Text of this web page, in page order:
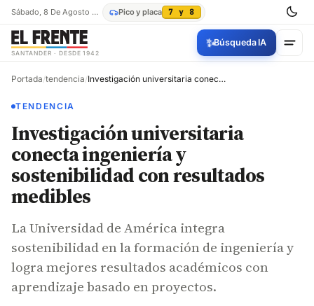
Sábado, 8 De Agosto De 2026 Pico y placa 7 y 8
SANTANDER · DESDE 1942
✨Búsqueda IA
Portada/tendencia/ Investigación universitaria conecta ingeniería y sostenibilidad con resultados medibles
TENDENCIA
Investigación universitaria
conecta ingeniería y
sostenibilidad con resultados
medibles
La Universidad de América integra
sostenibilidad en la formación de ingeniería y
logra mejores resultados académicos con
aprendizaje basado en proyectos.